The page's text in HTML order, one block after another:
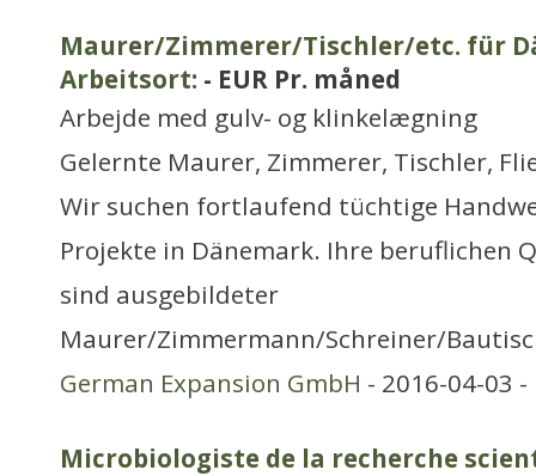
Maurer/Zimmerer/Tischler/etc. für
Arbeitsort: - EUR Pr. måned
Arbejde med gulv- og klinkelægning
Gelernte Maurer, Zimmerer, Tischler,
Wir suchen fortlaufend tüchtige
Projekte in Dänemark. Ihre beruflichen
sind ausgebildeter
Maurer/Zimmermann/Schreiner/
German Expansion GmbH - 2016-04-03 -
Microbiologiste de la recherche